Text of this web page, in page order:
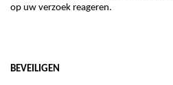
op uw verzoek reageren.
BEVEILIGEN